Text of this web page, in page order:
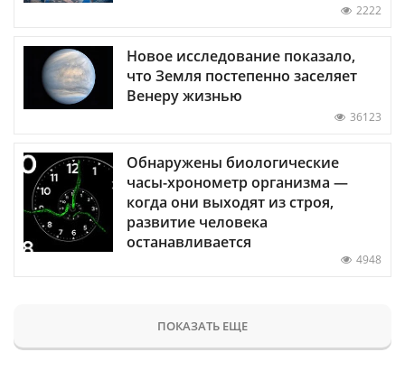
2222
Новое исследование показало,
что Земля постепенно заселяет
Венеру жизнью
36123
Обнаружены биологические
часы-хронометр организма —
когда они выходят из строя,
развитие человека
останавливается
4948
ПОКАЗАТЬ ЕЩЕ